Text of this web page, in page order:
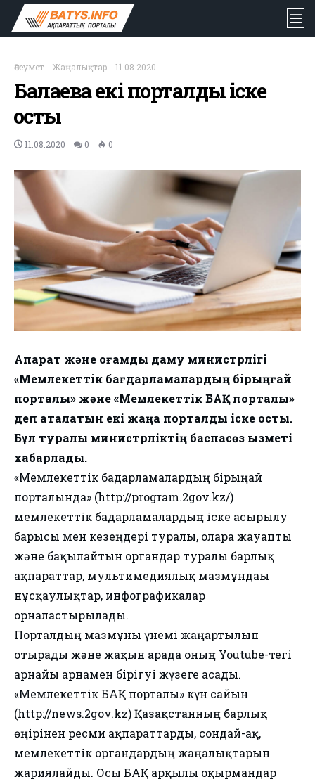
Әлеумет - Жаңалықтар - 11.08.2020
Балаева екі порталды іске
қосты
11.08.2020 0 0
Ақпарат және қоғамдық даму министрлігі
«Мемлекеттік бағдарламалардың бірыңғай
порталы» және «Мемлекеттік БАҚ порталы»
деп аталатын екі жаңа порталды іске қосты.
Бұл туралы министрліктің баспасөз қызметі
хабарлады.
«Мемлекеттік бағдарламалардың бірыңғай
порталында» (http://program.2gov.kz/)
мемлекеттік бағдарламалардың іске асырылу
барысы мен кезеңдері туралы, оларға жауапты
және бақылайтын органдар туралы барлық
ақпараттар, мультимедиялық мазмұндағы
нұсқаулықтар, инфографикалар
орналастырылады.
Порталдың мазмұны үнемі жаңартылып
отырады және жақын арада оның Youtube-тегі
арнайы арнамен бірігуі жүзеге асады.
«Мемлекеттік БАҚ порталы» күн сайын
(http://news.2gov.kz) Қазақстанның барлық
өңірінен ресми ақпараттарды, сондай-ақ,
мемлекеттік органдардың жаңалықтарын
жариялайды. Осы БАҚ арқылы оқырмандар